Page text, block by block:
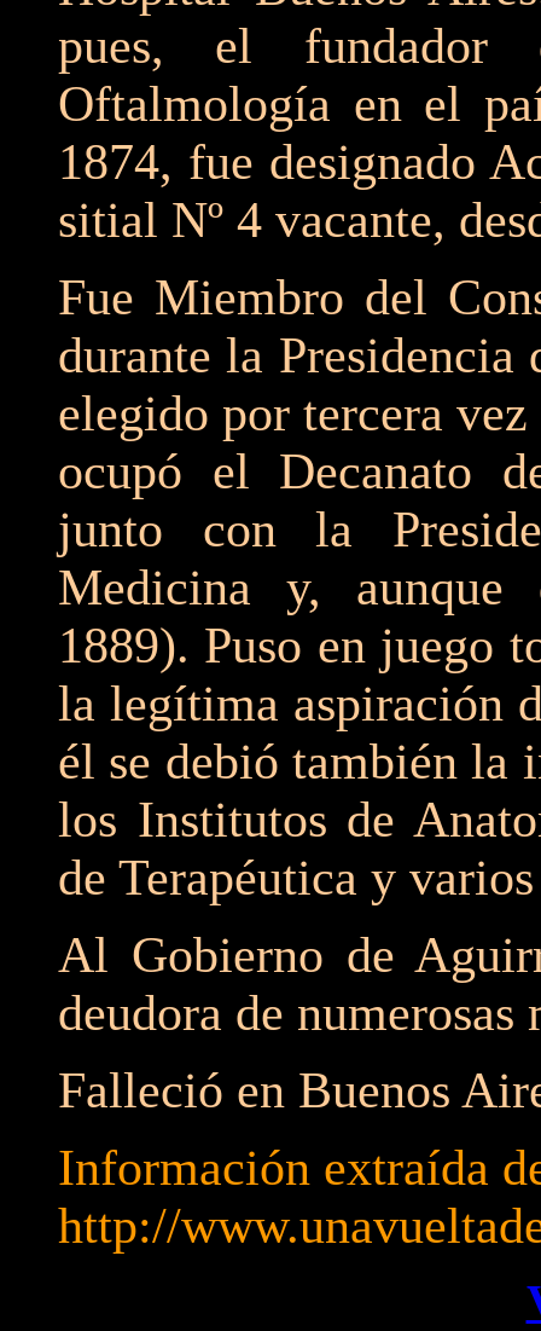
pues, el
Oftalmología en el
1874, fue designado
sitial Nº 4 vacante,
Fue Miembro del
durante la Presidencia
elegido por tercera
ocupó el Decanato
junto con la
Medicina y, aunque
1889). Puso en juego
la legítima aspiración
él se debió también la
los Institutos de
de Terapéutica y
Al Gobierno de
deudora de numerosas
Falleció en Buenos
Información extraída
http://